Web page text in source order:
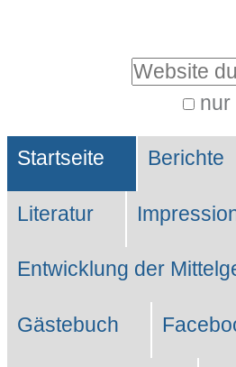
Direkt
zur
Navigation
Website durchsuchen
nur
Suche…
Sektionen
Startseite Berichte
Literatur
Entwicklung der
Gästebuch